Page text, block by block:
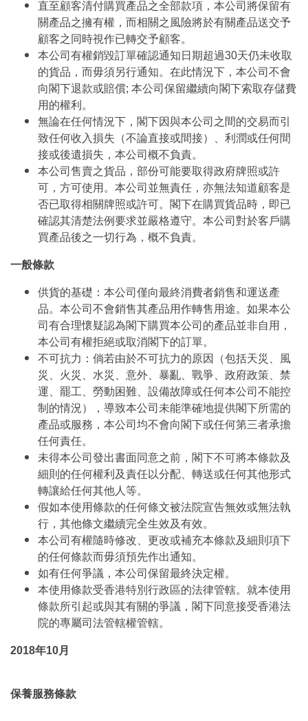
直至顧客清付購買產品之全部款項，本公司將保留有
關產品之擁有權，而相關之風險將於有關產品送交予
顧客之同時視作已轉交予顧客。
本公司有權銷毀訂單確認通知日期超過30天仍未收取
的貨品，而毋須另行通知。在此情況下，本公司不會
向閣下退款或賠償; 本公司保留繼續向閣下索取存儲費
用的權利。
無論在任何情況下，閣下因與本公司之間的交易而引
致任何收入損失（不論直接或間接）、利潤或任何間
接或後遺損失，本公司概不負責。
本公司售賣之貨品，部份可能要取得政府牌照或許
可，方可使用。本公司並無責任，亦無法知道顧客是
否已取得相關牌照或許可。閣下在購買貨品時，即已
確認其清楚法例要求並嚴格遵守。本公司對於客戶購
買產品後之一切行為，概不負責。
一般條款
供貨的基礎：本公司僅向最終消費者銷售和運送產
品。本公司不會銷售其產品用作轉售用途。如果本公
司有合理懷疑認為閣下購買本公司的產品並非自用，
本公司有權拒絕或取消閣下的訂單。
不可抗力：倘若由於不可抗力的原因（包括天災、風
災、火災、水災、意外、暴亂、戰爭、政府政策、禁
運、罷工、勞動困難、設備故障或任何本公司不能控
制的情況），導致本公司未能準確地提供閣下所需的
產品或服務，本公司均不會向閣下或任何第三者承擔
任何責任。
未得本公司發出書面同意之前，閣下不可將本條款及
細則的任何權利及責任以分配、轉送或任何其他形式
轉讓給任何其他人等。
假如本使用條款的任何條文被法院宣告無效或無法執
行，其他條文繼續完全生效及有效。
本公司有權隨時修改、更改或補充本條款及細則項下
的任何條款而毋須預先作出通知。
如有任何爭議，本公司保留最終決定權。
本使用條款受香港特別行政區的法律管轄。就本使用
條款所引起或與其有關的爭議，閣下同意接受香港法
院的專屬司法管轄權管轄。
2018年10月
保養服務條款